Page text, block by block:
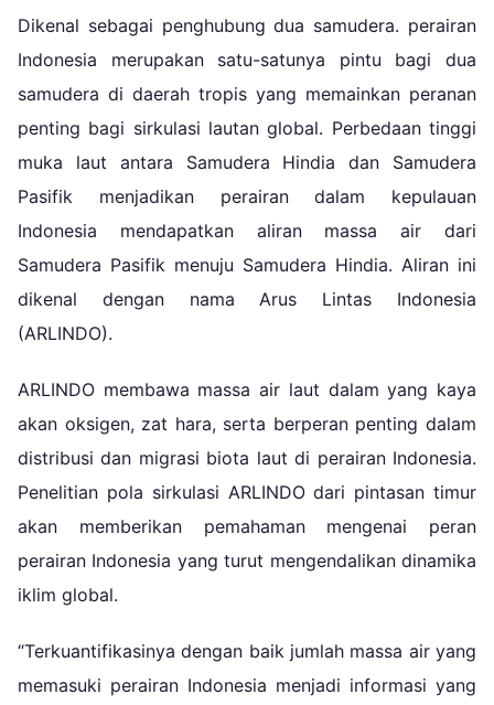
Dikenal sebagai penghubung dua samudera. perairan
Indonesia merupakan satu-satunya pintu bagi dua
samudera di daerah tropis yang memainkan peranan
penting bagi sirkulasi lautan global. Perbedaan tinggi
muka laut antara Samudera Hindia dan Samudera
Pasifik menjadikan perairan dalam kepulauan
Indonesia mendapatkan aliran massa air dari
Samudera Pasifik menuju Samudera Hindia. Aliran ini
dikenal dengan nama Arus Lintas Indonesia
(ARLINDO).
ARLINDO membawa massa air laut dalam yang kaya
akan oksigen, zat hara, serta berperan penting dalam
distribusi dan migrasi biota laut di perairan Indonesia.
Penelitian pola sirkulasi ARLINDO dari pintasan timur
akan memberikan pemahaman mengenai peran
perairan Indonesia yang turut mengendalikan dinamika
iklim global.
“Terkuantifikasinya dengan baik jumlah massa air yang
memasuki perairan Indonesia menjadi informasi yang